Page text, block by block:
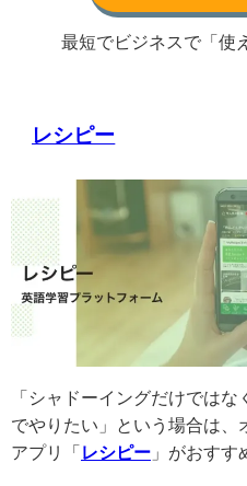
最短でビジネスで「使
レシピー
「シャドーイングだけでは
でやりたい」という場合は、
アプリ「レシピー 」がおすす